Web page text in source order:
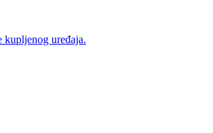
kupljenog uređaja.